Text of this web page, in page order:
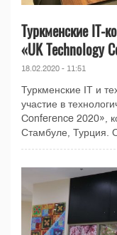
Туркменские IT-
«UK Technology
18.02.2020 - 11:51
Туркменские IT и
участие в
Conference 2020»,
Стамбуле, Турция.